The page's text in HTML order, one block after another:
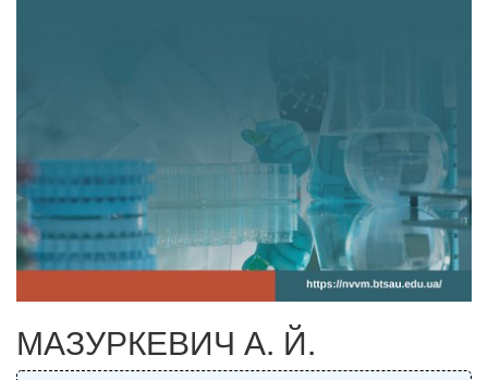
МАЗУРКЕВИЧ А. Й.